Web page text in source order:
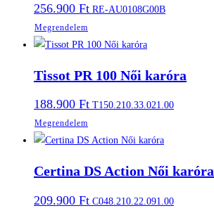
256.900 Ft RE-AU0108G00B
Megrendelem
Tissot PR 100 Női karóra
188.900 Ft T150.210.33.021.00
Megrendelem
Certina DS Action Női karóra
209.900 Ft C048.210.22.091.00